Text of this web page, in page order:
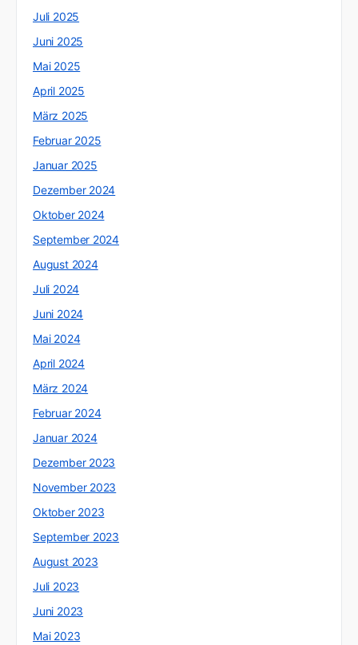
Juli 2025
Juni 2025
Mai 2025
April 2025
März 2025
Februar 2025
Januar 2025
Dezember 2024
Oktober 2024
September 2024
August 2024
Juli 2024
Juni 2024
Mai 2024
April 2024
März 2024
Februar 2024
Januar 2024
Dezember 2023
November 2023
Oktober 2023
September 2023
August 2023
Juli 2023
Juni 2023
Mai 2023